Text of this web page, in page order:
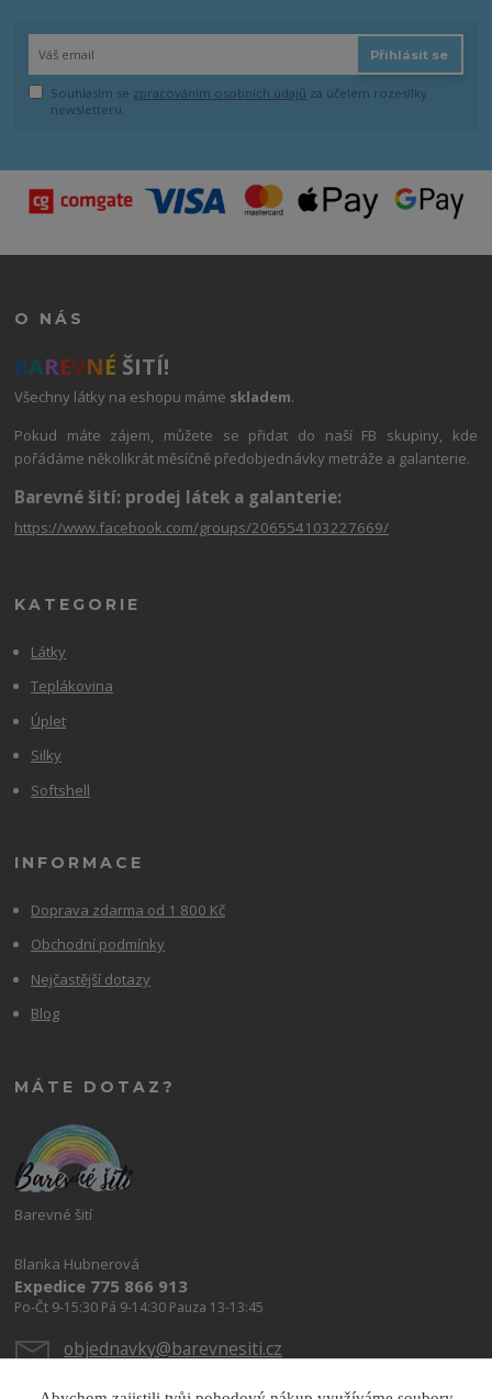
Přihlásit se
Souhlasím se zpracováním osobních údajů za účelem rozesílky
newsletteru.
O NÁS
BAREVNÉ ŠITÍ!
Všechny látky na eshopu máme skladem.
Pokud máte zájem, můžete se přidat do naší FB skupiny, kde
pořádáme několikrát měsíčně předobjednávky metráže a galanterie.
Barevné šití: prodej látek a galanterie:
https://www.facebook.com/groups/206554103227669/
KATEGORIE
Látky
Teplákovina
Úplet
Silky
Softshell
INFORMACE
Doprava zdarma od 1 800 Kč
Obchodní podmínky
Nejčastější dotazy
Blog
MÁTE DOTAZ?
Barevné šití
Blanka Hubnerová
Expedice 775 866 913
Po-Čt 9-15:30 Pá 9-14:30 Pauza 13-13:45
objednavky@barevnesiti.cz